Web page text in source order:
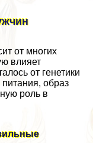
от многих
влияет
от генетики
образ
роль в